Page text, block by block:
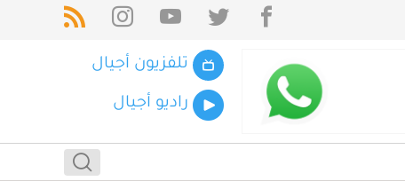
تلفزيون أجيال
راديو أجيال